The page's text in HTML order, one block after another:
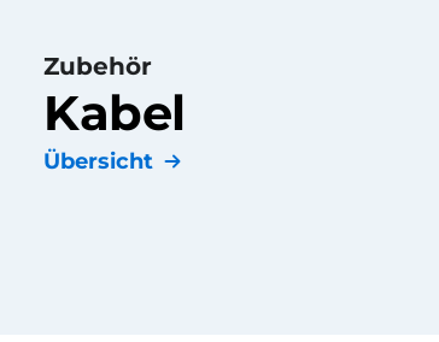
Zubehör
Kabel
Übersicht